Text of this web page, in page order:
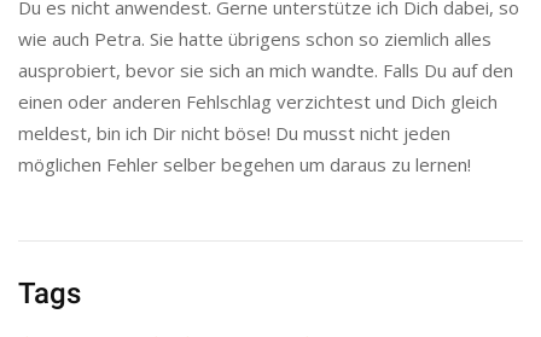
Du es nicht anwendest. Gerne unterstütze ich Dich dabei, so
wie auch Petra. Sie hatte übrigens schon so ziemlich alles
ausprobiert, bevor sie sich an mich wandte. Falls Du auf den
einen oder anderen Fehlschlag verzichtest und Dich gleich
meldest, bin ich Dir nicht böse! Du musst nicht jeden
möglichen Fehler selber begehen um daraus zu lernen!
Tags